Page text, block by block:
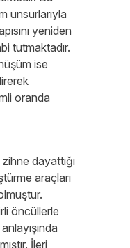
unsurlarıyla
yeniden
tutmaktadır.
ise
oranda
dayattığı
araçları
öncüllerle
İleri